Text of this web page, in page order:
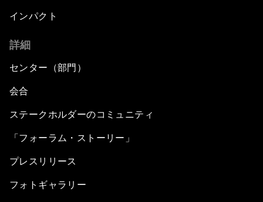
インパクト
詳細
センター（部門）
会合
ステークホルダーのコミュニティ
「フォーラム・ストーリー」
プレスリリース
フォトギャラリー